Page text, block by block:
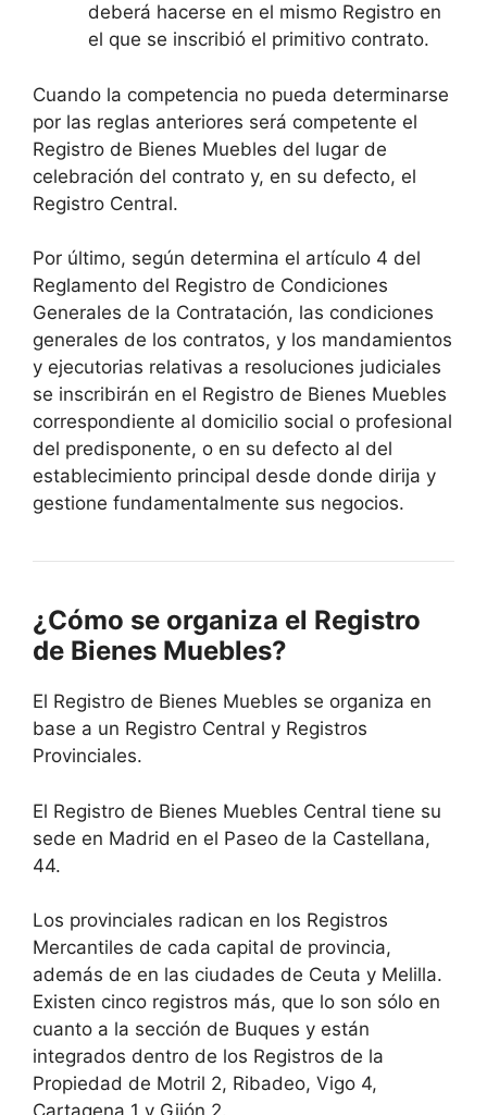
deberá hacerse en el mismo Registro en
el que se inscribió el primitivo contrato.
Cuando la competencia no pueda determinarse
por las reglas anteriores será competente el
Registro de Bienes Muebles del lugar de
celebración del contrato y, en su defecto, el
Registro Central.
Por último, según determina el artículo 4 del
Reglamento del Registro de Condiciones
Generales de la Contratación, las condiciones
generales de los contratos, y los mandamientos
y ejecutorias relativas a resoluciones judiciales
se inscribirán en el Registro de Bienes Muebles
correspondiente al domicilio social o profesional
del predisponente, o en su defecto al del
establecimiento principal desde donde dirija y
gestione fundamentalmente sus negocios.
¿Cómo se organiza el Registro
de Bienes Muebles?
El Registro de Bienes Muebles se organiza en
base a un Registro Central y Registros
Provinciales.
El Registro de Bienes Muebles Central tiene su
sede en Madrid en el Paseo de la Castellana,
44.
Los provinciales radican en los Registros
Mercantiles de cada capital de provincia,
además de en las ciudades de Ceuta y Melilla.
Existen cinco registros más, que lo son sólo en
cuanto a la sección de Buques y están
integrados dentro de los Registros de la
Propiedad de Motril 2, Ribadeo, Vigo 4,
Cartagena 1 y Gijón 2.